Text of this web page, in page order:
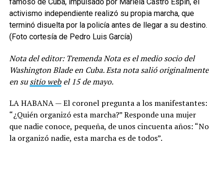
famoso de Cuba, impulsado por Mariela Castro Espín, el
activismo independiente realizó su propia marcha, que
terminó disuelta por la policía antes de llegar a su destino.
(Foto cortesía de Pedro Luis García)
Nota del editor: Tremenda Nota es el medio socio del
Washington Blade en Cuba. Esta nota salió originalmente
en susitio webel 15 de mayo.
LA HABANA — El coronel pregunta a los manifestantes:
“¿Quién organizó esta marcha?” Responde una mujer
que nadie conoce, pequeña, de unos cincuenta años: “No
la organizó nadie, esta marcha es de todos”.